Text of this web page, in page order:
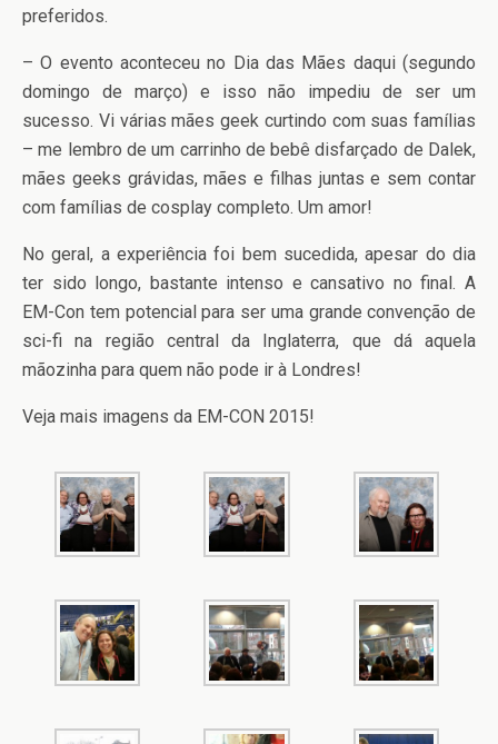
preferidos.
– O evento aconteceu no Dia das Mães daqui (segundo
domingo de março) e isso não impediu de ser um
sucesso. Vi várias mães geek curtindo com suas famílias
– me lembro de um carrinho de bebê disfarçado de Dalek,
mães geeks grávidas, mães e filhas juntas e sem contar
com famílias de cosplay completo. Um amor!
No geral, a experiência foi bem sucedida, apesar do dia
ter sido longo, bastante intenso e cansativo no final. A
EM-Con tem potencial para ser uma grande convenção de
sci-fi na região central da Inglaterra, que dá aquela
mãozinha para quem não pode ir à Londres!
Veja mais imagens da EM-CON 2015!